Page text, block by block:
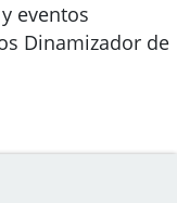
eventos
Dinamizador de